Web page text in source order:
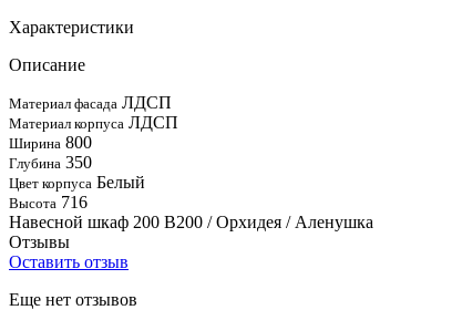
Характеристики
Описание
Материал фасада ЛДСП
Материал корпуса ЛДСП
Ширина 800
Глубина 350
Цвет корпуса Белый
Высота 716
Навесной шкаф 200 В200 / Орхидея / Аленушка
Отзывы
Оставить отзыв
Еще нет отзывов